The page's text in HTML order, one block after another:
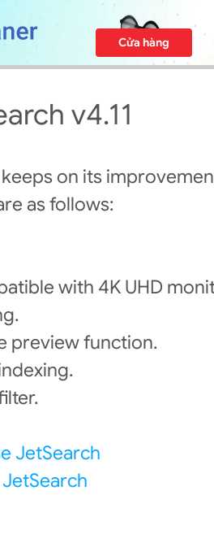
Cửa hàng
v4.11
on its
as follows:
with 4K UHD
preview function.
JetSearch